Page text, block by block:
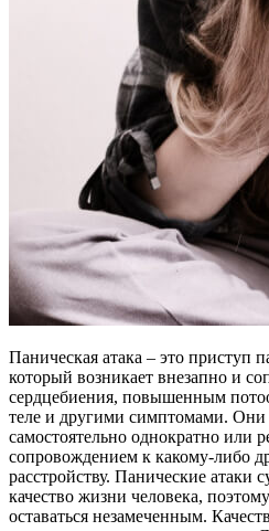
Паническая атака – это приступ
который возникает внезапно и
сердцебиения, повышенным
теле и другими симптомами. Они
самостоятельно однократно или
сопровождением к какому-либо
расстройству. Панические атаки
качество жизни человека,
оставаться незамеченным.